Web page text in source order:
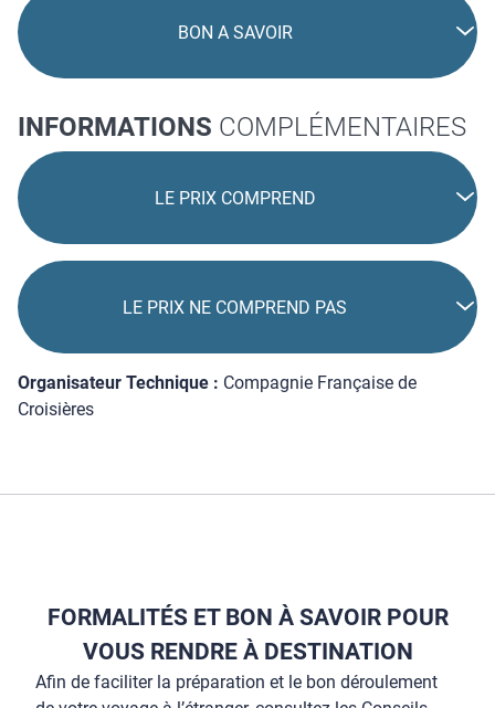
BON A SAVOIR
INFORMATIONS COMPLÉMENTAIRES
LE PRIX COMPREND
LE PRIX NE COMPREND PAS
Organisateur Technique : Compagnie Française de
Croisières
FORMALITÉS ET BON À SAVOIR POUR
VOUS RENDRE À DESTINATION
Afin de faciliter la préparation et le bon déroulement